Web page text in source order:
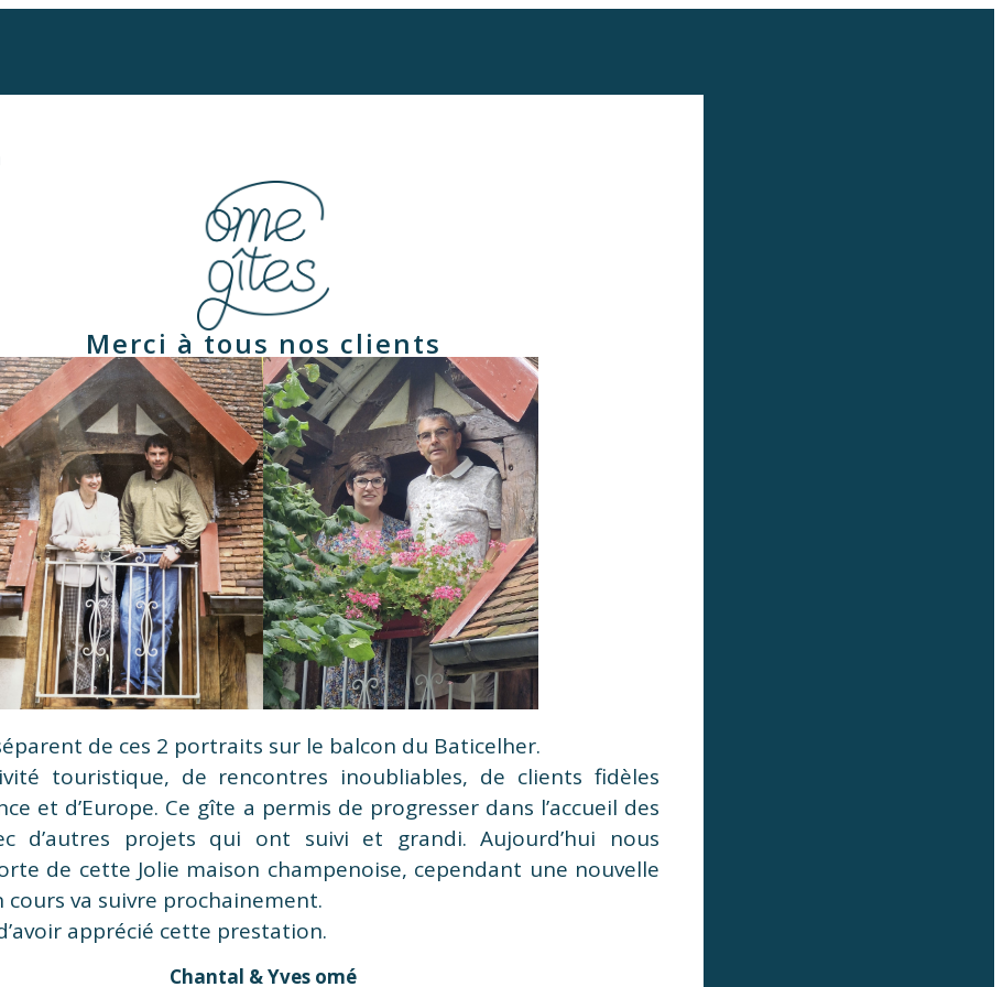
Merci à tous nos clients
de ces 2 portraits sur le balcon du Baticelher.
touristique, de rencontres inoubliables, de clients fidèles
et d’Europe. Ce gîte a permis de progresser dans l’accueil des
d’autres projets qui ont suivi et grandi. Aujourd’hui nous
de cette Jolie maison champenoise, cependant une nouvelle
cours va suivre prochainement.
apprécié cette prestation.
Chantal & Yves omé